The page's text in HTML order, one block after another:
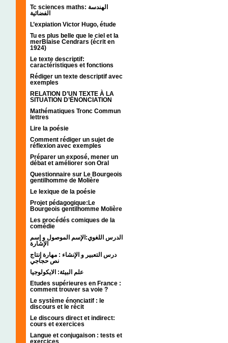
Tc sciences maths: الهندسة
الفضائية
L’expiation Victor Hugo, étude
Tu es plus belle que le ciel et la
merBlaise Cendrars (écrit en
1924)
Le texte descriptif:
caractéristiques et fonctions
Rédiger un texte descriptif avec
exemples
RELATION D’UN TEXTE À LA
SITUATION D’ÉNONCIATION
Mathématiques Tronc Commun
lettres
Lire la poésie
Comment rédiger un sujet de
réflexion avec exemples
Préparer un exposé, mener un
débat et améliorer son Oral
Questionnaire sur Le Bourgeois
gentilhomme de Molière
Le lexique de la poésie
Projet pédagogique:Le
Bourgeois gentilhomme Molière
Les procédés comiques de la
comédie
الدرس اللغوي:الإسم الموصول و إسم
الإشارة
درس التعبير و الإنشاء : مهارة إنتاج
نص حجاجي
علم البيئة: الايكولوجيا
Etudes supérieures en France :
comment trouver sa voie ?
Le système énonciatif : le
discours et le récit
Le discours direct et indirect:
cours et exercices
Langue et conjugaison : tests et
exercices